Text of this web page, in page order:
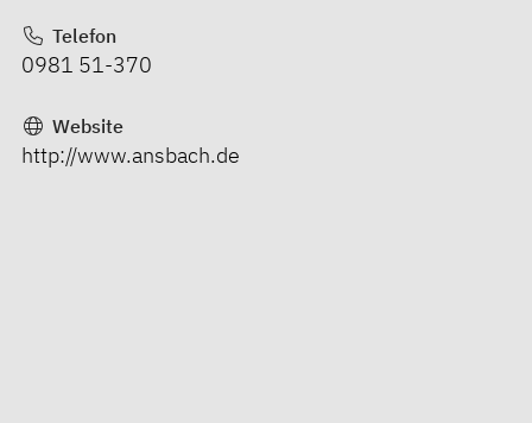
Telefon
0981 51-370
Website
http://www.ansbach.de